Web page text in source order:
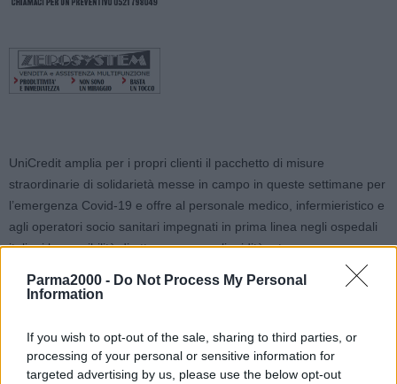
Parma2000 - Do Not Process My Personal
Information
If you wish to opt-out of the sale, sharing to third parties, or
processing of your personal or sensitive information for
targeted advertising by us, please use the below opt-out
UniCredit amplia per i propri clienti il pacchetto di misure
straordinarie di solidarietà messe in campo in queste settimane per
l’emergenza Covid-19 e offre al personale medico, infermieristico e
agli operatori socio sanitari impegnati in prima linea negli ospedali
italiani la possibilità di ottenere nuova liquidità a tasso zero.
Nello specifico, coloro che ne faranno richiesta, entro il 31
euro, rimborsabili in un periodo massimo di 84 mesi, senza
interessi e senza spese di istruttoria. La richiesta, per i clienti della
banca, è attivabile in modalità semplificata da remoto attraverso i